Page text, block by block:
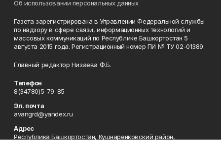
Об использовании персональных данных
Газета зарегистрирована в Управлении Федеральной службы
по надзору в сфере связи, информационных технологий и
массовых коммуникаций по Республике Башкортостан 5
августа 2015 года. Регистрационный номер ПИ № ТУ 02-01389.
Главный редактор Низаева Ф.Б.
Телефон
8(34780)5-79-85
Эл. почта
avangrd@yandex.ru
Адрес
Республика Башкортостан, Кушнаренковский район,